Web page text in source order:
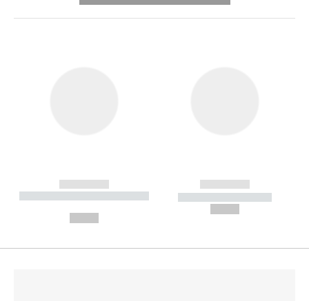
------------
----------- ----------- --------
------------
----------- -----------